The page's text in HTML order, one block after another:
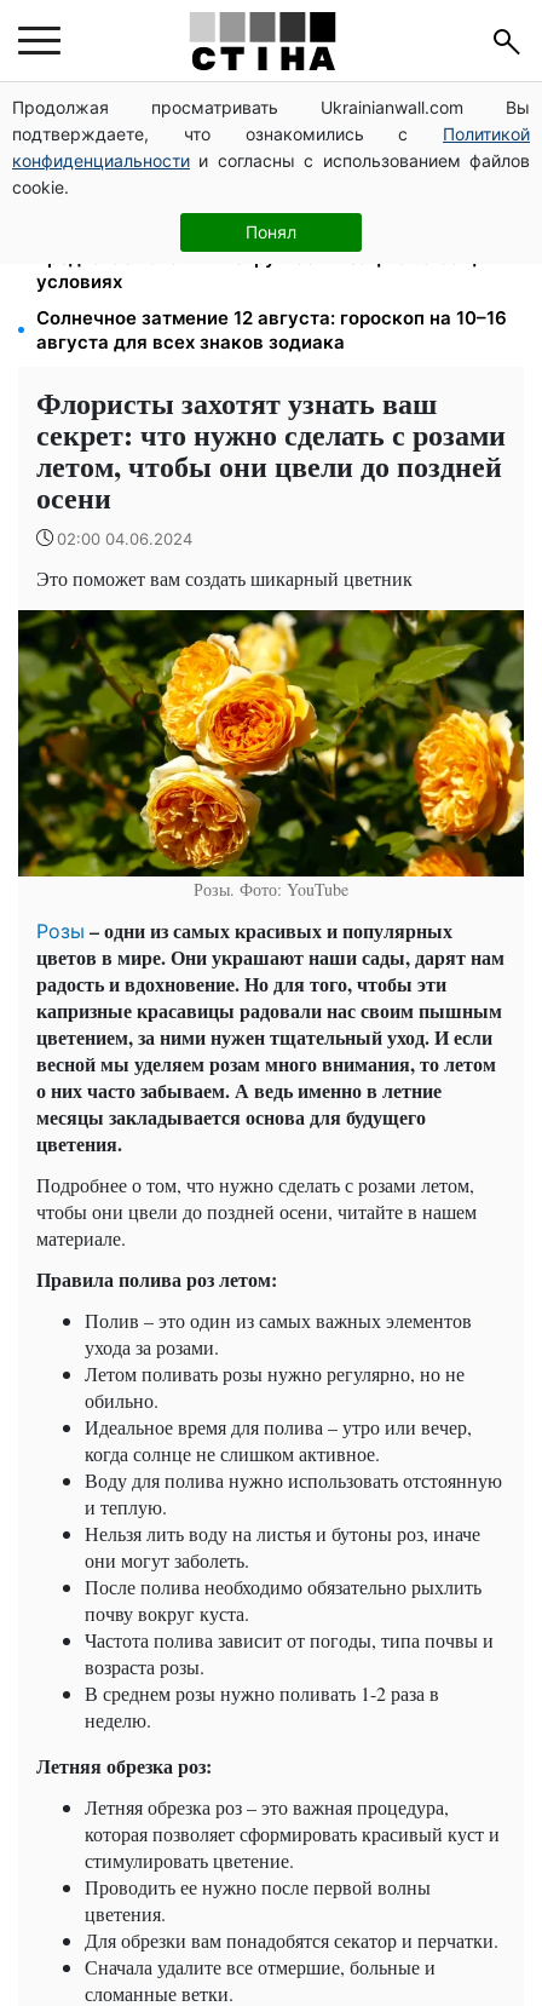
Продолжая просматривать Ukrainianwall.com Вы
подтверждаете, что ознакомились с Политикой
конфиденциальности и согласны с использованием файлов
cookie.
Понял
Тариф 2,64 грн за киловатт с 1 октября: владельцы
электроотопления будут платить на 39% меньше
Среда 12 августа — самый опасный день недели:
что можно и нельзя делать с 10 по 16 августа
Федоров уволен и без бронирования: Камельчук
предлагает экс-министру мобилизацию на общих
условиях
Солнечное затмение 12 августа: гороскоп на 10–16
августа для всех знаков зодиака
Флористы захотят узнать ваш
секрет: что нужно сделать с розами
летом, чтобы они цвели до поздней
осени
02:00 04.06.2024
Это поможет вам создать шикарный цветник
Розы. Фото: YouTube
Розы – одни из самых красивых и популярных
цветов в мире. Они украшают наши сады, дарят нам
радость и вдохновение. Но для того, чтобы эти
капризные красавицы радовали нас своим пышным
цветением, за ними нужен тщательный уход. И если
весной мы уделяем розам много внимания, то летом
о них часто забываем. А ведь именно в летние
месяцы закладывается основа для будущего
цветения.
Подробнее о том, что нужно сделать с розами летом,
чтобы они цвели до поздней осени, читайте в нашем
материале.
Правила полива роз летом:
Полив – это один из самых важных элементов
ухода за розами.
Летом поливать розы нужно регулярно, но не
обильно.
Идеальное время для полива – утро или вечер,
когда солнце не слишком активное.
Воду для полива нужно использовать отстоянную
и теплую.
Нельзя лить воду на листья и бутоны роз, иначе
они могут заболеть.
После полива необходимо обязательно рыхлить
почву вокруг куста.
Частота полива зависит от погоды, типа почвы и
возраста розы.
В среднем розы нужно поливать 1-2 раза в
неделю.
Летняя обрезка роз:
Летняя обрезка роз – это важная процедура,
которая позволяет сформировать красивый куст и
стимулировать цветение.
Проводить ее нужно после первой волны
цветения.
Для обрезки вам понадобятся секатор и перчатки.
Сначала удалите все отмершие, больные и
сломанные ветки.